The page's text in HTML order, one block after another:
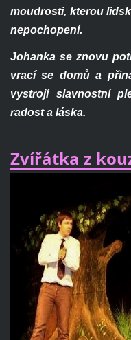
moudrosti, kterou
nepochopení.
Johanka se znovu
vrací se domů a
vystrojí slavnostní
radost a láska.
Zvířátka z